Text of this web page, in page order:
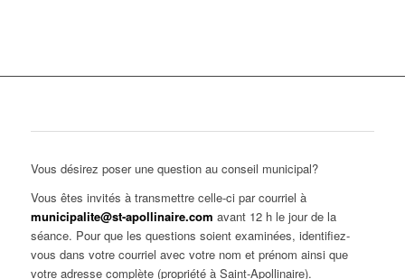
Vous désirez poser une question au conseil municipal?
Vous êtes invités à transmettre celle-ci par courriel à
municipalite@st-apollinaire.com avant 12 h le jour de la
séance. Pour que les questions soient examinées, identifiez-
vous dans votre courriel avec votre nom et prénom ainsi que
votre adresse complète (propriété à Saint-Apollinaire).